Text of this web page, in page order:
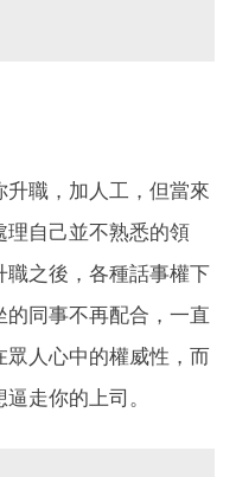
職，加人工，但當來
理自己並不熟悉的領
之後，各種話事權下
的同事不再配合，一直
眾人心中的權威性，而
走你的上司。